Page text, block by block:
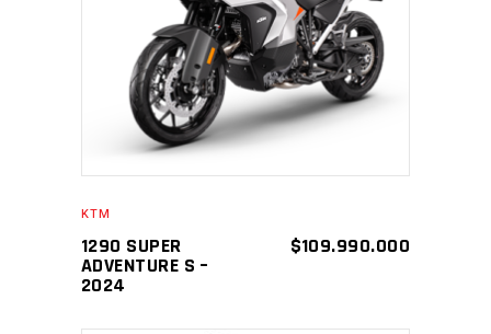
AÑADIR AL CARRITO
KTM
1290 SUPER
ADVENTURE S –
2024
$109.990.000